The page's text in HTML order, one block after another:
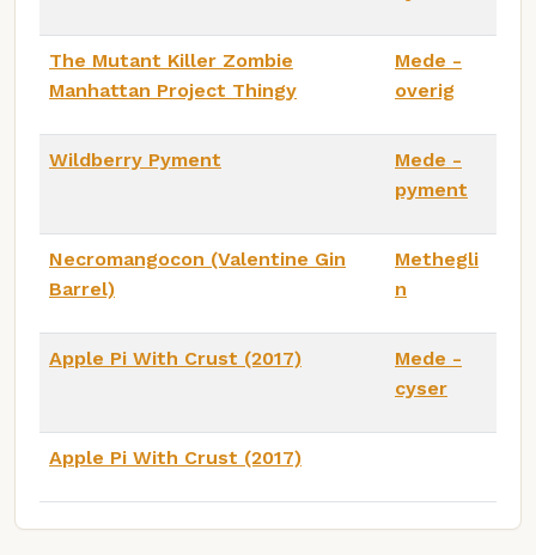
The Mutant Killer Zombie
Manhattan Project Thingy
Mede -
overig
Wildberry Pyment
Mede -
pyment
Necromangocon (Valentine Gin
Barrel)
Methegli
n
Apple Pi With Crust (2017)
Mede -
cyser
Apple Pi With Crust (2017)